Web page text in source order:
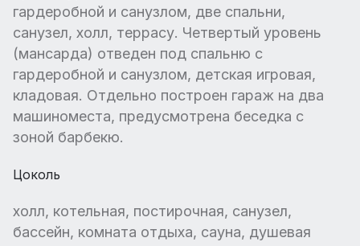
гардеробной и санузлом, две спальни,
санузел, холл, террасу. Четвертый уровень
(мансарда) отведен под спальню с
гардеробной и санузлом, детская игровая,
кладовая. Отдельно построен гараж на два
машиноместа, предусмотрена беседка с
зоной барбекю.
Цоколь
холл, котельная, постирочная, санузел,
бассейн, комната отдыха, сауна, душевая